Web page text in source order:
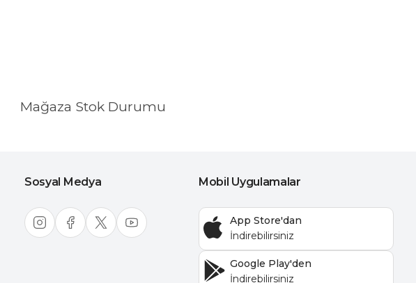
Mağaza Stok Durumu
Sosyal Medya Mobil Uygulamalar
App Store'dan
Google Play'den